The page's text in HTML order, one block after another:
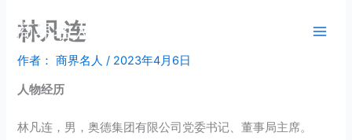
商界名人
林凡连
作者： 商界名人/ 2023年4月6日
人物经历
林凡连，男，奥德集团有限公司党委书记、董事局主席。